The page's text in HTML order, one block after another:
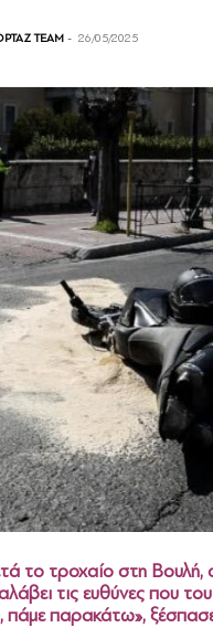
TEAM - 26/05/2025
το τροχαίο στη Βουλή,
τις ευθύνες που
πάμε παρακάτω»,